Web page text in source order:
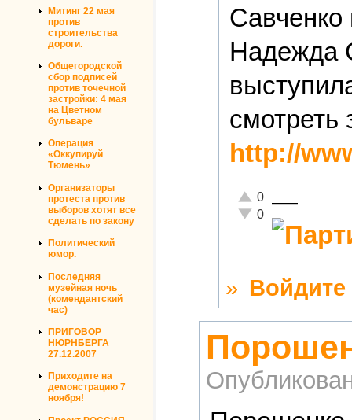
Митинг 22 мая
против
строительства
дороги.
Общегородской
сбор подписей
против точечной
застройки: 4 мая
на Цветном
бульваре
Операция
«Оккупируй
Тюмень»
Организаторы
протеста против
выборов хотят все
сделать по закону
Политический
юмор.
Последняя
музейная ночь
(комендантский
час)
ПРИГОВОР
НЮРНБЕРГА
27.12.2007
Приходите на
демонстрацию 7
ноября!
Савченко
Надежда
смотреть
http://
Отлично!
0
Неадекватно!
0 —
» Войдите